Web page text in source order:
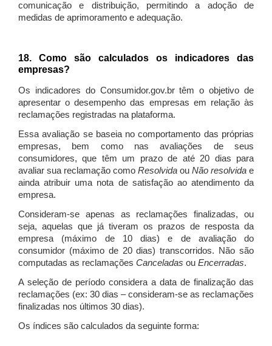
comunicação e distribuição, permitindo a adoção de
medidas de aprimoramento e adequação.
18. Como são calculados os indicadores das
empresas?
Os indicadores do Consumidor.gov.br têm o objetivo de
apresentar o desempenho das empresas em relação às
reclamações registradas na plataforma.
Essa avaliação se baseia no comportamento das próprias
empresas, bem como nas avaliações de seus
consumidores, que têm um prazo de até 20 dias para
avaliar sua reclamação como Resolvida ou Não resolvida e
ainda atribuir uma nota de satisfação ao atendimento da
empresa.
Consideram-se apenas as reclamações finalizadas, ou
seja, aquelas que já tiveram os prazos de resposta da
empresa (máximo de 10 dias) e de avaliação do
consumidor (máximo de 20 dias) transcorridos. Não são
computadas as reclamações Canceladas ou Encerradas.
A seleção de período considera a data de finalização das
reclamações (ex: 30 dias – consideram-se as reclamações
finalizadas nos últimos 30 dias).
Os índices são calculados da seguinte forma: